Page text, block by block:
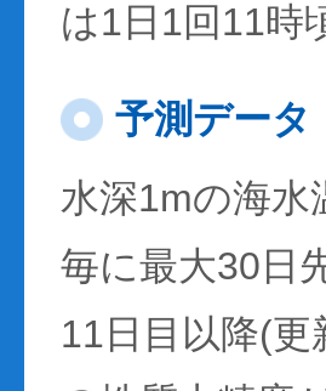
は1日1回11時
予測データ
水深1mの海水
毎に最大30日
11日目以降(